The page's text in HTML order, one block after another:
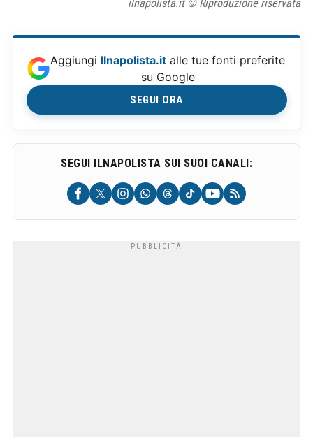
ilnapolista.it © Riproduzione riservata
Aggiungi Ilnapolista.it alle tue fonti preferite
su Google
SEGUI ORA
SEGUI ILNAPOLISTA SUI SUOI CANALI: